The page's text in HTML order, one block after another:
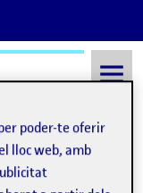
Madrid que soy
poder-te oferir
lloc web, amb